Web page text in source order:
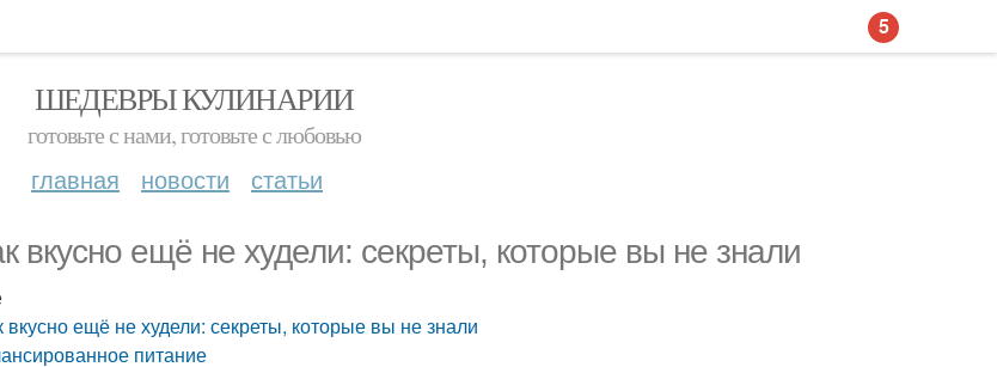
ШЕДЕВРЫ КУЛИНАРИИ
готовьте с нами, готовьте с любовью
главная новости статьи
вкусно ещё не худели: секреты, которые вы не знали
вкусно ещё не худели: секреты, которые вы не знали
питание
5